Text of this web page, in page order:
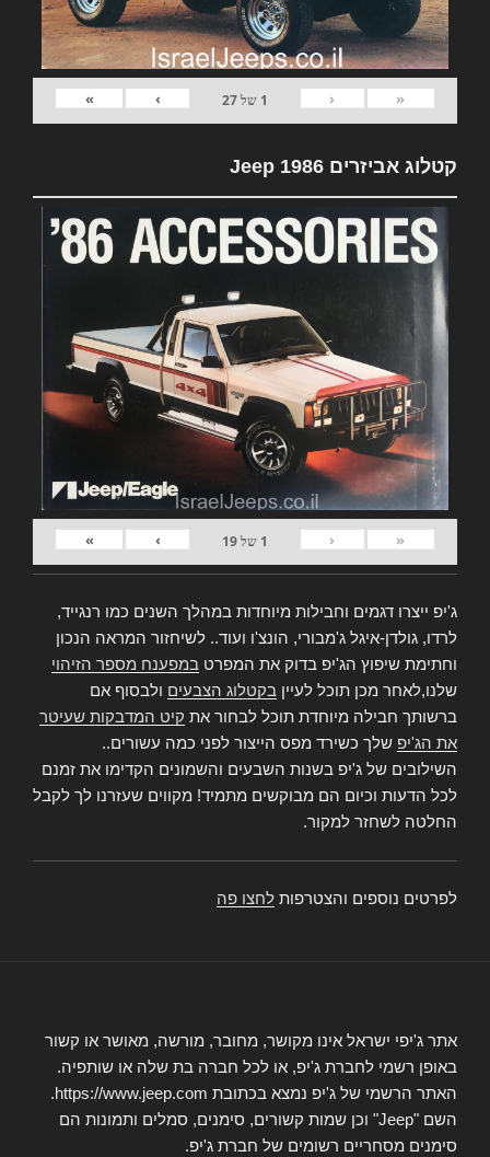
«
‹
1 של27
›
»
קטלוג אביזרים Jeep 1986
«
‹
1 של19
›
»
ג'יפ ייצרו דגמים וחבילות מיוחדות במהלך השנים כמו רנגייד,
לרדו, גולדן-איגל ג'מבורי, הונצ'ו ועוד.. לשיחזור המראה הנכון
וחתימת שיפוץ הג'יפ בדוק את המפרט במפענח מספר הזיהוי
שלנו,לאחר מכן תוכל לעיין בקטלוג הצבעים ולבסוף אם
ברשותך חבילה מיוחדת תוכל לבחור את קיט המדבקות שעיטר
את הג'יפ שלך כשירד מפס הייצור לפני כמה עשורים..
השילובים של ג'יפ בשנות השבעים והשמונים הקדימו את זמנם
לכל הדעות וכיום הם מבוקשים מתמיד! מקווים שעזרנו לך לקבל
החלטה לשחזר למקור.
לפרטים נוספים והצטרפות לחצו פה
אתר ג'יפי ישראל אינו מקושר, מחובר, מורשה, מאושר או קשור
באופן רשמי לחברת ג'יפ, או לכל חברה בת שלה או שותפיה.
האתר הרשמי של ג'יפ נמצא בכתובת https://www.jeep.com.
השם "Jeep" וכן שמות קשורים, סימנים, סמלים ותמונות הם
סימנים מסחריים רשומים של חברת ג'יפ.